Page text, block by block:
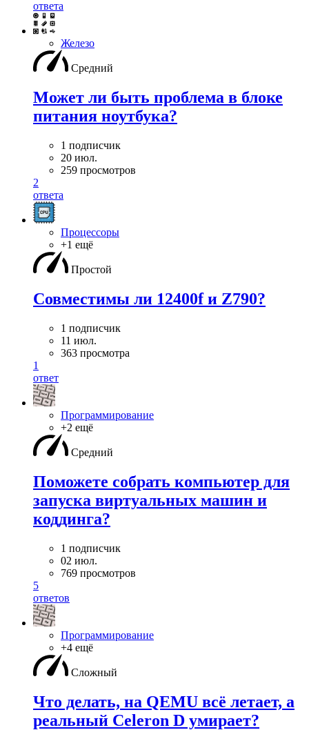
ответа
Железо
Средний
Может ли быть проблема в блоке
питания ноутбука?
1 подписчик
20 июл.
259 просмотров
2
ответа
Процессоры
+1 ещё
Простой
Совместимы ли 12400f и Z790?
1 подписчик
11 июл.
363 просмотра
1
ответ
Программирование
+2 ещё
Средний
Поможете собрать компьютер для
запуска виртуальных машин и
коддинга?
1 подписчик
02 июл.
769 просмотров
5
ответов
Программирование
+4 ещё
Сложный
Что делать, на QEMU всё летает, а
реальный Celeron D умирает?